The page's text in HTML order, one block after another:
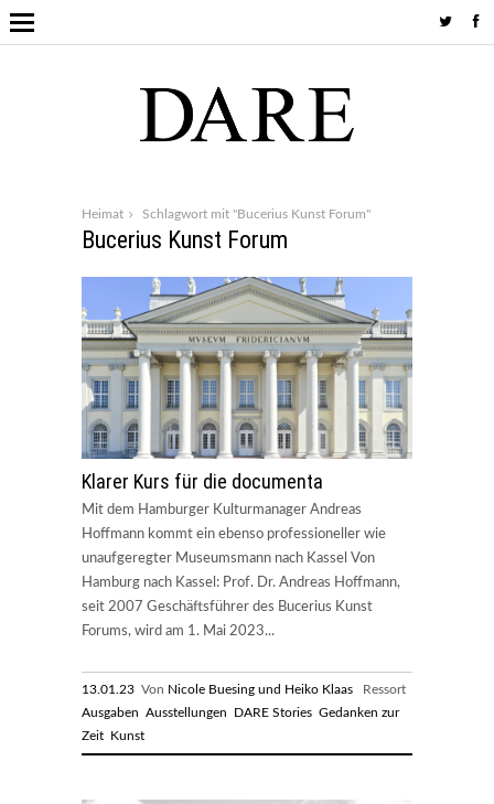
Heimat Schlagwort mit "Bucerius Kunst Forum"
Bucerius Kunst Forum
Klarer Kurs für die documenta
Mit dem Hamburger Kulturmanager Andreas
Hoffmann kommt ein ebenso professioneller wie
unaufgeregter Museumsmann nach Kassel Von
Hamburg nach Kassel: Prof. Dr. Andreas Hoffmann,
seit 2007 Geschäftsführer des Bucerius Kunst
Forums, wird am 1. Mai 2023...
13.01.23 Von Nicole Buesing und Heiko Klaas Ressort
Ausgaben Ausstellungen DARE Stories Gedanken zur
Zeit Kunst